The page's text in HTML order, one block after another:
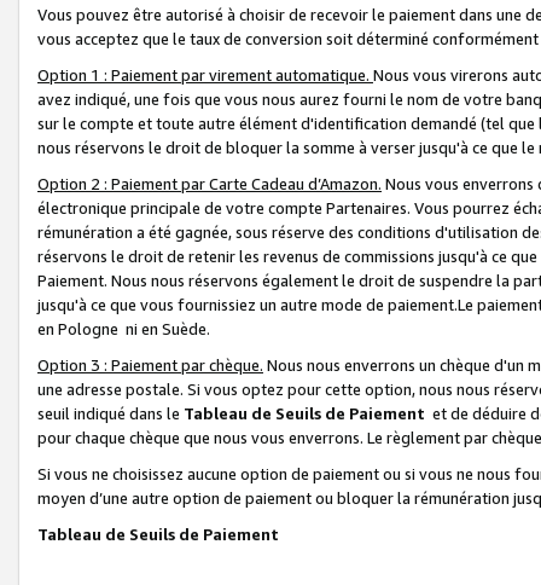
Vous pouvez être autorisé à choisir de recevoir le paiement dans une
vous acceptez que le taux de conversion soit déterminé
Option 1 : Paiement par virement automatique. Nous vous virerons
avez indiqué, une fois que vous nous aurez fourni le nom de votre
sur le compte et toute autre élément d'identification demandé (tel que
nous réservons le droit de bloquer la somme à verser jusqu'à ce que
Option 2 : Paiement par Carte Cadeau d’Amazon. Nous vous
électronique principale de votre compte Partenaires. Vous pourrez
rémunération a été gagnée, sous réserve des conditions d'utilisation
réservons le droit de retenir les revenus de commissions jusqu'à ce
Paiement. Nous nous réservons également le droit de suspendre la
jusqu'à ce que vous fournissiez un autre mode de paiement.Le
en Pologne ni en Suède.
Option 3 : Paiement par chèque. Nous nous enverrons un chèque d'un
une adresse postale. Si vous optez pour cette option, nous nous
seuil indiqué dans le Tableau de Seuils de Paiement et de déduire
pour chaque chèque que nous vous enverrons. Le règlement par
Si vous ne choisissez aucune option de paiement ou si vous ne nous
moyen d’une autre option de paiement ou bloquer la rémunération
Tableau de Seuils de Paiement